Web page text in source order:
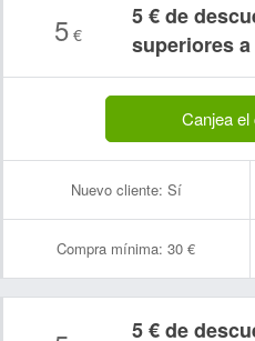
5 €
5 € de
superiores a
Canjea el
Nuevo cliente: Sí
Compra mínima: 30 €
5 € de